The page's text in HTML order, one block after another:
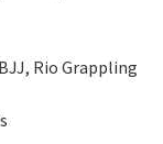
Rio Grappling